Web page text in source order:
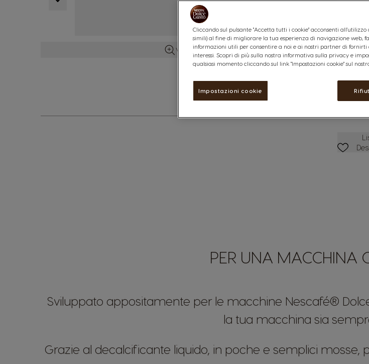
Vedi maggiori dettagli
12,99
PER UNA MACCHINA
Sviluppato appositamente per le macchine Nescafé®
la tua macchina sia
Grazie al decalcificante liquido, in poche e semplici mosse,
Cliccando sul pulsante "Accetta tutti i cookie" acconsenti
simili) al fine di migliorare la tua esperienza di navigazione web,
informazioni utili per consentire a noi e ai nostri partner di
interessi. Scopri di più sulla nostra informativa sulla privacy e
qualsiasi momento cliccando sul link "Impostazioni cookie" sul
Impostazioni cookie